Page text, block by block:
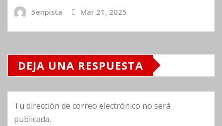
5enpista Mar 21, 2025
DEJA UNA RESPUESTA
Tu dirección de correo electrónico no será
publicada.